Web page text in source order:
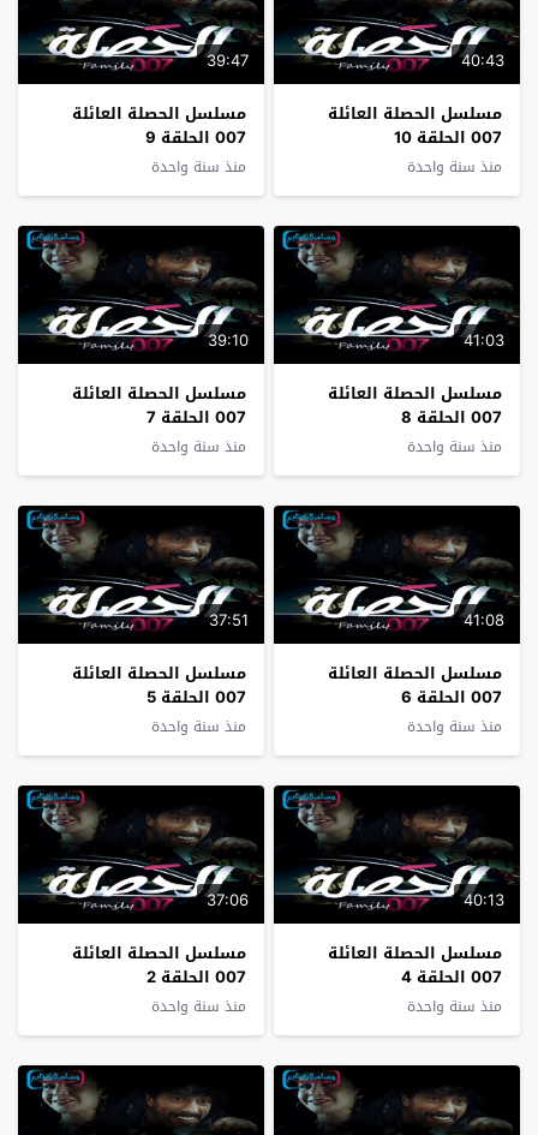
40:43
مسلسل الحصلة العائلة
007 الحلقة 10
منذ سنة واحدة
39:47
مسلسل الحصلة العائلة
007 الحلقة 9
منذ سنة واحدة
41:03
مسلسل الحصلة العائلة
007 الحلقة 8
منذ سنة واحدة
39:10
مسلسل الحصلة العائلة
007 الحلقة 7
منذ سنة واحدة
41:08
مسلسل الحصلة العائلة
007 الحلقة 6
منذ سنة واحدة
37:51
مسلسل الحصلة العائلة
007 الحلقة 5
منذ سنة واحدة
40:13
مسلسل الحصلة العائلة
007 الحلقة 4
منذ سنة واحدة
37:06
مسلسل الحصلة العائلة
007 الحلقة 2
منذ سنة واحدة